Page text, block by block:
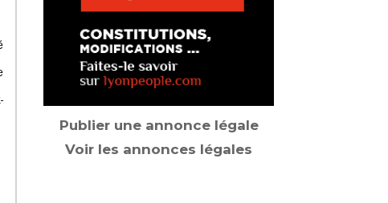
Publier une annonce légale
Voir les annonces légales